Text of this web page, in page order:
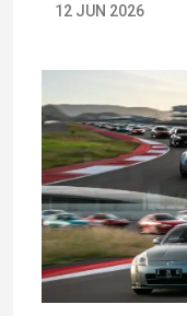
12 JUN 2026